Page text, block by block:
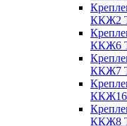
ККЖ2
ККЖ6
ККЖ7
ККЖ16
ККЖ8